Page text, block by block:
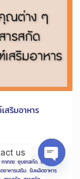
ริมอาหาร
กากใย, ซุบไก่สกัด,นมผึ้ง,
อาหารเสริม, รับผลิตอาหาร
us
Open